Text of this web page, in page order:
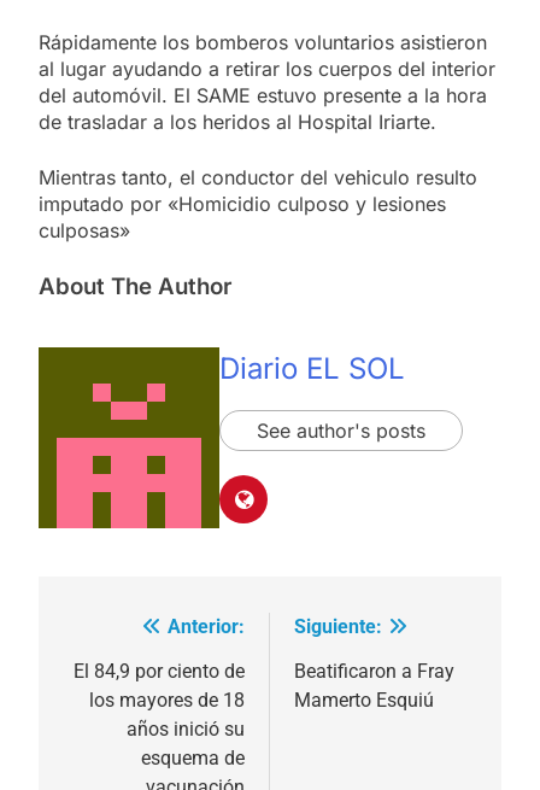
Rápidamente los bomberos voluntarios asistieron
al lugar ayudando a retirar los cuerpos del interior
del automóvil. El SAME estuvo presente a la hora
de trasladar a los heridos al Hospital Iriarte.
Mientras tanto, el conductor del vehiculo resulto
imputado por «Homicidio culposo y lesiones
culposas»
About The Author
Diario EL SOL
See author's posts
Navegación
de
entradas
Anterior:
El 84,9 por ciento de
los mayores de 18
años inició su
esquema de
Siguiente:
Beatificaron a Fray
Mamerto Esquiú